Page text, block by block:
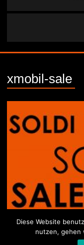
xmobil-sale
Diese Website
nutzen, gehen